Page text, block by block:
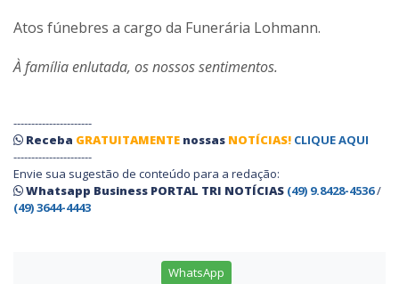
Atos fúnebres a cargo da Funerária Lohmann.
À família enlutada, os nossos sentimentos.
----------------------
Receba GRATUITAMENTE nossas NOTÍCIAS! CLIQUE AQUI
----------------------
Envie sua sugestão de conteúdo para a redação:
Whatsapp Business PORTAL TRI NOTÍCIAS (49) 9.8428-4536/
(49) 3644-4443
WhatsApp